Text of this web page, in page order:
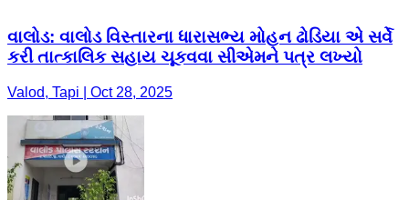
વાલોડ: વાલોડ વિસ્તારના ધારાસભ્ય મોહન ઢોડિયા એ સર્વે
કરી તાત્કાલિક સહાય ચૂકવવા સીએમને પત્ર લખ્યો
Valod, Tapi | Oct 28, 2025